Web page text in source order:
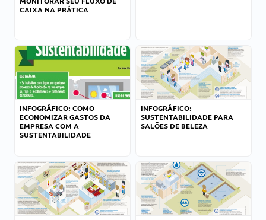
CAIXA NA PRÁTICA
INFOGRÁFICO: COMO
ECONOMIZAR GASTOS DA
EMPRESA COM A
SUSTENTABILIDADE
INFOGRÁFICO:
SUSTENTABILIDADE PARA
SALÕES DE BELEZA